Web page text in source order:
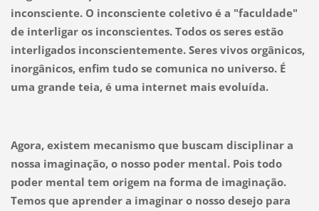
inconsciente. O inconsciente coletivo é a "faculdade"
de interligar os inconscientes. Todos os seres estão
interligados inconscientemente. Seres vivos orgânicos,
inorgânicos, enfim tudo se comunica no universo. É
uma grande teia, é uma internet mais evoluída.
Agora, existem mecanismo que buscam disciplinar a
nossa imaginação, o nosso poder mental. Pois todo
poder mental tem origem na forma de imaginação.
Temos que aprender a imaginar o nosso desejo para